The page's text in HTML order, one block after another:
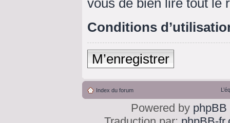
vous de bien lire tout le
Conditions
M’enregistrer
Index du forum
Powered by phpBB